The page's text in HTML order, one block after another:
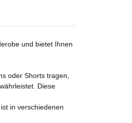
und bietet Ihnen
oder Shorts tragen,
Diese
in verschiedenen